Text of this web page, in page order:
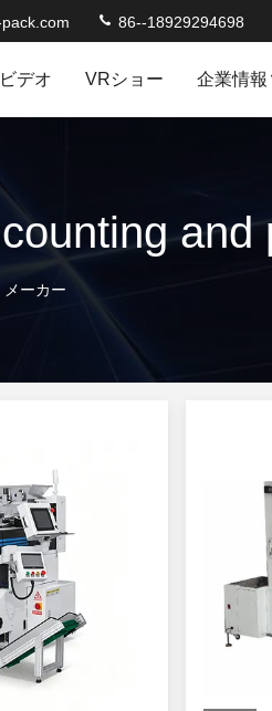
86--18929294698
ビデオ VRショー 企業情報
ーカー